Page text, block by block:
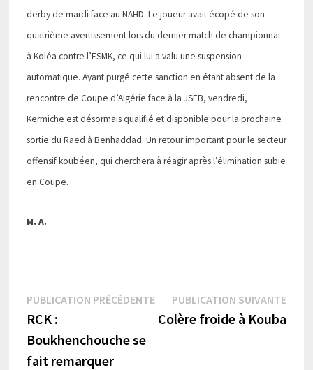
derby de mardi face au NAHD. Le joueur avait écopé de son
quatrième avertissement lors du dernier match de championnat
à Koléa contre l’ESMK, ce qui lui a valu une suspension
automatique. Ayant purgé cette sanction en étant absent de la
rencontre de Coupe d’Algérie face à la JSEB, vendredi,
Kermiche est désormais qualifié et disponible pour la prochaine
sortie du Raed à Benhaddad. Un retour important pour le secteur
offensif koubéen, qui cherchera à réagir après l’élimination subie
en Coupe.
M. A.
Navigation
de
l’article
PUBLICATION PRÉCÉDENTEPublication
précédente :
RCK :
Boukhenchouche se
fait remarquer
PUBLICATION SUIVANTE
Colère froide à Kouba